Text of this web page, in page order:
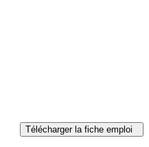
Télécharger la fiche emploi